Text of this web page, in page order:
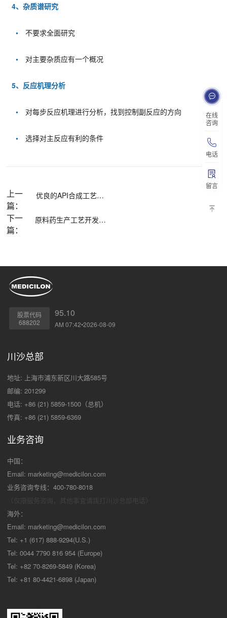
在线
咨询
电话
留言
4、杂质谱研究
• 不要求全面研究
• 对主要杂质应有一个概况
5、反应机理分析
• 对每步反应机理进行分析，找到控制副反应的方向
• 选择对主反应有利的条件
上一
篇：
优良的API合成工艺的特点
下一
篇：
原料药生产工艺开发的目的
股票代码
688202
95.10
AM 07:42•2026-08-09
川沙总部
地址: 上海市浦东新区川大路585号
邮编: 201299
电话: +86 (21) 5859-1500（总机）
传真: +86 (21) 5859-6369
业务咨询
中国：
Email: marketing@medicilon.com
业务咨询专线：400-780-8018
海外：
Email: marketing@medicilon.com
Tel: +1 (617) 888-9294(U.S.)
Tel: 0044 7790 816 954 (Europe)
Tel: +82 70-8269-5849 (Korea)
Tel: +81 80-4421-6898 (Japan)